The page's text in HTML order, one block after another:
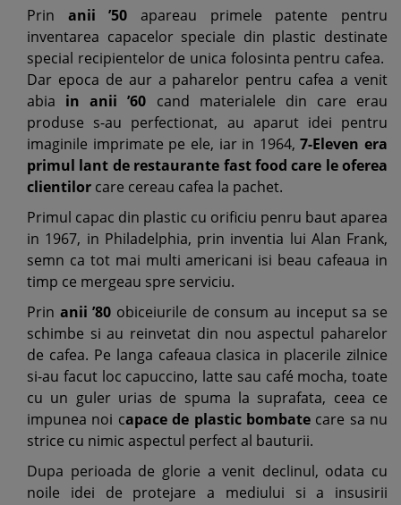
Prin anii ’50 apareau primele patente pentru
inventarea capacelor speciale din plastic destinate
special recipientelor de unica folosinta pentru cafea.
Dar epoca de aur a paharelor pentru cafea a venit
abia in anii ’60 cand materialele din care erau
produse s-au perfectionat, au aparut idei pentru
imaginile imprimate pe ele, iar in 1964, 7-Eleven era
primul lant de restaurante fast food care le oferea
clientilor care cereau cafea la pachet.
Primul capac din plastic cu orificiu penru baut aparea
in 1967, in Philadelphia, prin inventia lui Alan Frank,
semn ca tot mai multi americani isi beau cafeaua in
timp ce mergeau spre serviciu.
Prin anii ’80 obiceiurile de consum au inceput sa se
schimbe si au reinvetat din nou aspectul paharelor
de cafea. Pe langa cafeaua clasica in placerile zilnice
si-au facut loc capuccino, latte sau café mocha, toate
cu un guler urias de spuma la suprafata, ceea ce
impunea noi capace de plastic bombatecare sa nu
strice cu nimic aspectul perfect al bauturii.
Dupa perioada de glorie a venit declinul, odata cu
noile idei de protejare a mediului si a insusirii